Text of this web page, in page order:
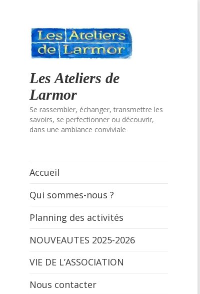
Les Ateliers de
Larmor
Se rassembler, échanger, transmettre les
savoirs, se perfectionner ou découvrir,
dans une ambiance conviviale
Accueil
Qui sommes-nous ?
Planning des activités
NOUVEAUTES 2025-2026
VIE DE L’ASSOCIATION
Nous contacter